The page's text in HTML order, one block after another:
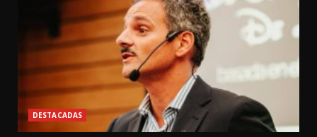
DESTACADAS